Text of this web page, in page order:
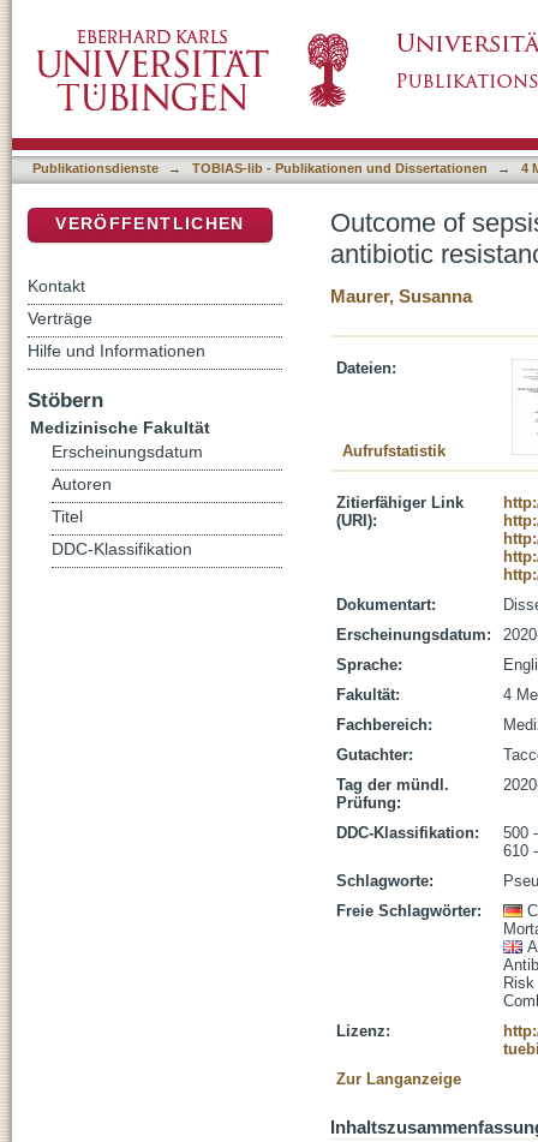
Publikationsdienste → TOBIAS-lib - Publikationen und Dissertationen → 4
Outcome of
antibiotic
Maurer, Susanna
Dateien:
Aufrufstatistik
Zitierfähiger Link
(URI):
Dokumentart:
Erscheinungsdatum:
Sprache:
Fakultät:
4
Fachbereich:
Gutachter:
Tag der mündl.
Prüfung:
DDC-Klassifikation:
500
610
Schlagworte:
Freie Schlagwörter:
Lizenz:
Zur Langanzeige
VERÖFFENTLICHEN
Kontakt
Verträge
Hilfe und Informationen
Stöbern
Medizinische Fakultät
Erscheinungsdatum
Autoren
Titel
DDC-Klassifikation